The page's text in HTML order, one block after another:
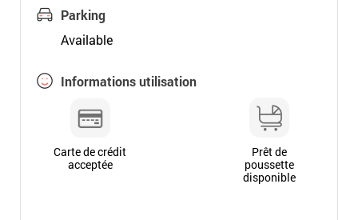
Parking
Available
Informations utilisation
Carte de crédit
acceptée
Prêt de
poussette
disponible